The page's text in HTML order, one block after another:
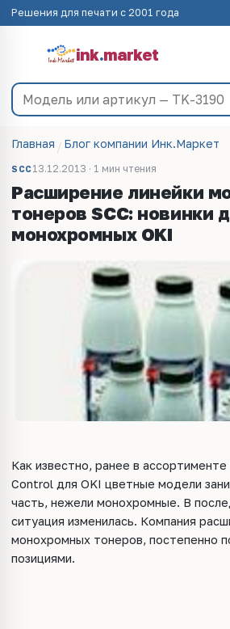
Решения для печати с 2001 года
ink.market
Главная Блог компании Инк.Маркет
SCC13.12.2013 · 1 мин чтения
Расширение линейки
тонеров SCC: новинки
монохромных OKI
Как известно, ранее в
Control для OKI цветные модели
часть, нежели монохромные. В
ситуация изменилась. Компания
монохромных тонеров, постепенно
позициями.